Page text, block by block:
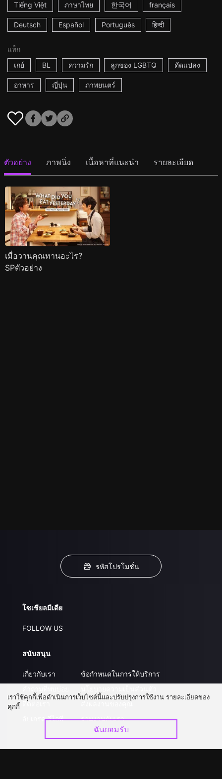
Tiếng Việt ภาษาไทย 한국어 français
Deutsch Español Português हिन्दी
แท็ก
เกย์
BL ความรัก ลูกของ LGBTQ ดัดแปลง
อาหาร ญี่ปุ่น ภาพยนตร์
ตัวอย่าง ภาพนิ่ง เนื้อหาที่แนะนำ รายละเอียด
เมื่อวานคุณทานอะไร?
SPตัวอย่าง
รหัสโปรโมชั่น
โซเชียลมีเดีย
FOLLOW US
สนับสนุน
เกี่ยวกับเรา
ติดต่อเรา
อัปเกรด วีไอพี
ข้อกำหนดในการให้บริการ
ส่งผลงานของคุณ
ร่วมงานกับเรา
เราใช้คุกกี้เพื่อดำเนินการเว็บไซต์นี้และปรับปรุงการใช้งาน รายละเอียดของ
คุกกี้
ฉันยอมรับ